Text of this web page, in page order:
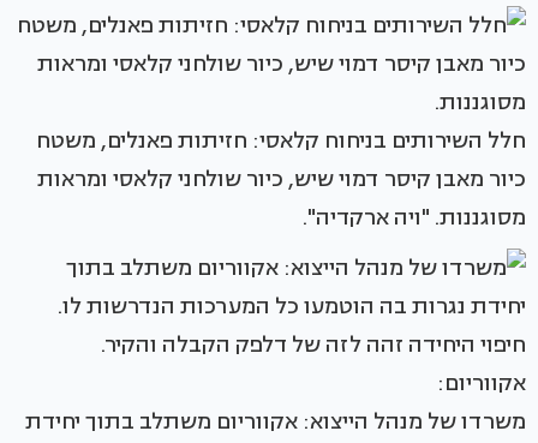
חלל השירותים בניחוח קלאסי: חזיתות פאנלים, משטח
כיור מאבן קיסר דמוי שיש, כיור שולחני קלאסי ומראות
מסוגננות. "ויה ארקדיה".
משרדו של מנהל הייצוא: אקווריום משתלב בתוך יחידת